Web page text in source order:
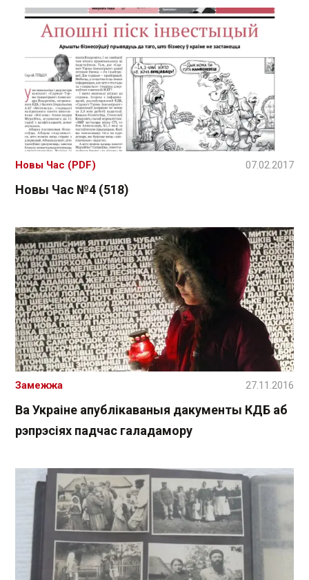
Новы Час №4 (518)
Новы Час (PDF) 07.02.2017
Ва Украіне апублікаваныя дакументы КДБ аб
рэпрэсіях падчас галадамору
Замежжа 27.11.2016